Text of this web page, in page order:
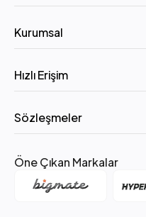
Kurumsal
Hızlı Erişim
Sözleşmeler
Öne Çıkan Markalar